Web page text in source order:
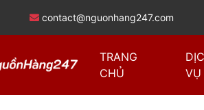
contact@nguonhang247.com
TRANG
CHỦ
VỤ